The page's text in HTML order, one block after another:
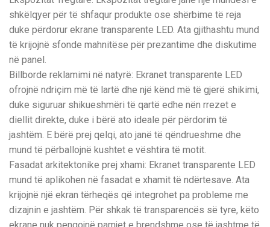
shkëlqyer për të shfaqur produkte ose shërbime të reja
duke përdorur ekrane transparente LED. Ata gjithashtu mund
të krijojnë sfonde mahnitëse për prezantime dhe diskutime
në panel.
Billborde reklamimi në natyrë: Ekranet transparente LED
ofrojnë ndriçim më të lartë dhe një kënd më të gjerë shikimi,
duke siguruar shikueshmëri të qartë edhe nën rrezet e
diellit direkte, duke i bërë ato ideale për përdorim të
jashtëm. E bërë prej qelqi, ato janë të qëndrueshme dhe
mund të përballojnë kushtet e vështira të motit.
Fasadat arkitektonike prej xhami: Ekranet transparente LED
mund të aplikohen në fasadat e xhamit të ndërtesave. Ata
krijojnë një ekran tërheqës që integrohet pa probleme me
dizajnin e jashtëm. Për shkak të transparencës së tyre, këto